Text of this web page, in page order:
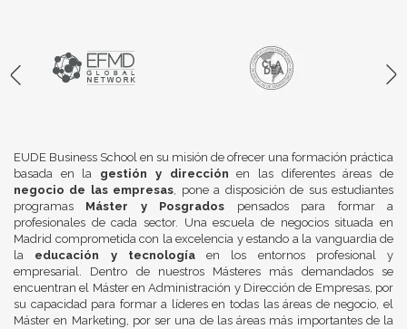
EUDE Business School en su misión de ofrecer una formación práctica
basada en la gestión y dirección en las diferentes áreas de
negocio de las empresas, pone a disposición de sus estudiantes
programas Máster y Posgrados pensados para formar a
profesionales de cada sector. Una escuela de negocios situada en
Madrid comprometida con la excelencia y estando a la vanguardia de
la educación y tecnologíaen los entornos profesional y
empresarial. Dentro de nuestros Másteres más demandados se
encuentran el Máster en Administración y Dirección de Empresas, por
su capacidad para formar a líderes en todas las áreas de negocio, el
Máster en Marketing, por ser una de las áreas más importantes de la